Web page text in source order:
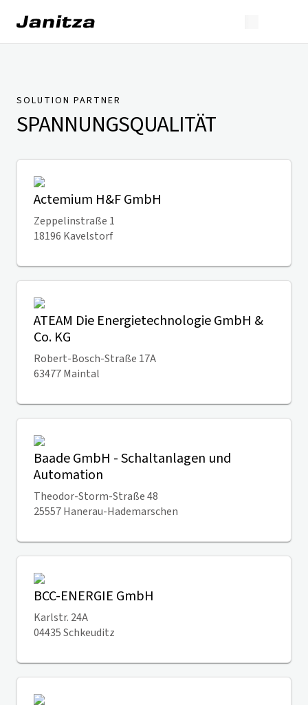
SOLUTION PARTNER
SPANNUNGSQUALITÄT
Actemium H&F GmbH
Zeppelinstraße 1
18196 Kavelstorf
ATEAM Die Energietechnologie GmbH &
Co. KG
Robert-Bosch-Straße 17A
63477 Maintal
Baade GmbH - Schaltanlagen und
Automation
Theodor-Storm-Straße 48
25557 Hanerau-Hademarschen
BCC-ENERGIE GmbH
Karlstr. 24A
04435 Schkeuditz